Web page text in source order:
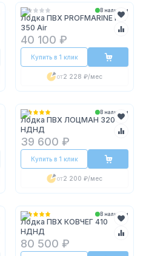
В наличии
Лодка ПВХ PROFMARINE PM
350 Air
40 100 ₽
Купить в 1 клик
от2 228 ₽/мес
В наличии
Лодка ПВХ ЛОЦМАН 320
НДНД
39 600 ₽
Купить в 1 клик
от2 200 ₽/мес
В наличии
Лодка ПВХ КОВЧЕГ 410
НДНД
80 500 ₽